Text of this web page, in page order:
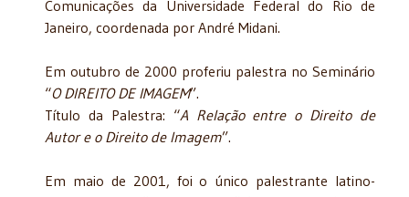
Comunicações da Universidade Federal do Rio de
Janeiro, coordenada por André Midani.
Em outubro de 2000 proferiu palestra no Seminário
“O DIREITO DE IMAGEM”.
Título da Palestra: “A Relação entre o Direito de
Autor e o Direito de Imagem”.
Em maio de 2001, foi o único palestrante latino-